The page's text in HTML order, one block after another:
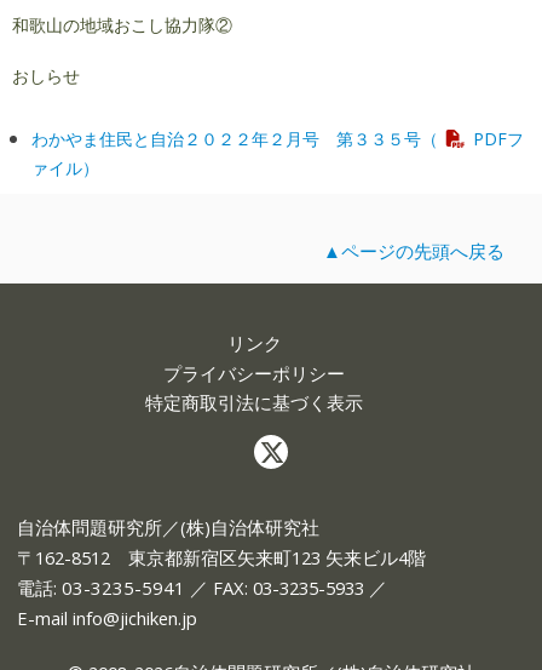
和歌山の地域おこし協力隊②
おしらせ
わかやま住民と自治２０２２年２月号 第３３５号（
PDFフ
ァイル）
▲ページの先頭へ戻る
リンク
プライバシーポリシー
特定商取引法に基づく表示
自治体問題研究所／(株)自治体研究社
〒162-8512 東京都新宿区矢来町123 矢来ビル4階
電話: 03-3235-5941 ／ FAX: 03-3235-5933 ／
E-mail info@jichiken.jp